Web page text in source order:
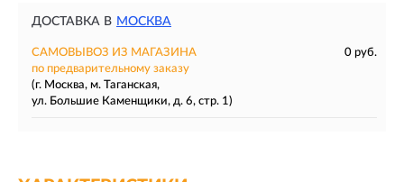
ДОСТАВКА В МОСКВА
САМОВЫВОЗ ИЗ МАГАЗИНА
0 руб.
по предварительному заказу
(г. Москва, м. Таганская,
ул. Большие Каменщики, д. 6, стр. 1)